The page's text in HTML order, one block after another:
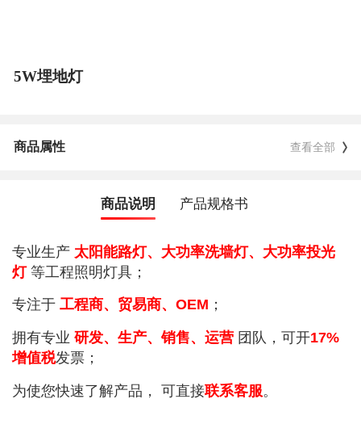
5W埋地灯
商品属性 查看全部
商品说明 产品规格书
专业生产 太阳能路灯、大功率洗墙灯、大功率投光
灯 等工程照明灯具；
专注于 工程商、贸易商、OEM ；
拥有专业 研发、生产、销售、运营团队，可开17%
增值税发票；
为使您快速了解产品， 可直接联系客服。